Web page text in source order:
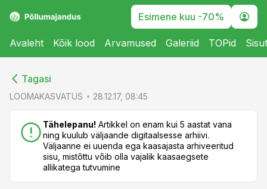
Esimene kuu -70%
Avaleht Kõik lood Arvamused Galeriid TOPid
Tagasi
LOOMAKASVATUS 28.12.17, 08:45
Tähelepanu! Artikkel on enam kui 5 aastat vana
ning kuulub väljaande digitaalsesse arhiivi.
Väljaanne ei uuenda ega kaasajasta arhiveeritud
sisu, mistõttu võib olla vajalik kaasaegsete
allikatega tutvumine